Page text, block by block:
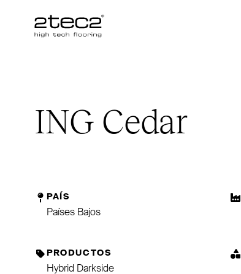
Primary
ING Cedar
PAÍS
Países Bajos
PRODUCTOS
Hybrid Darkside